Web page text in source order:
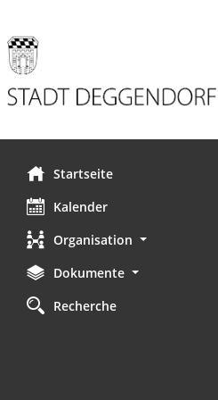
Startseite
Kalender
Organisation
Dokumente
Recherche